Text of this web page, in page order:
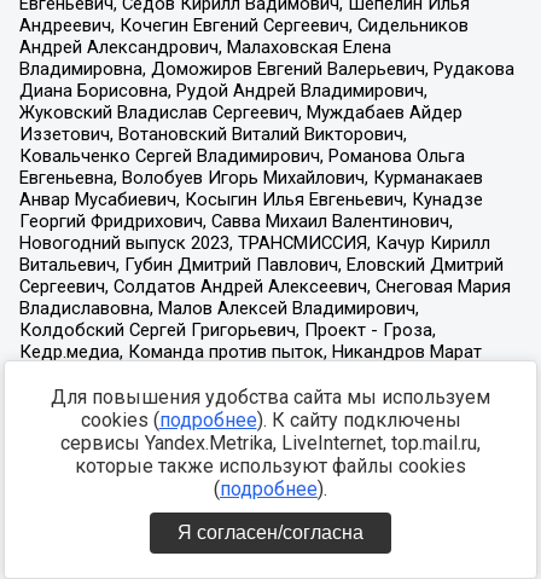
Для повышения удобства сайта мы используем
cookies (подробнее). К сайту подключены
сервисы Yandex.Metrika, LiveInternet, top.mail.ru,
которые также используют файлы cookies
(подробнее).
Я согласен/согласна